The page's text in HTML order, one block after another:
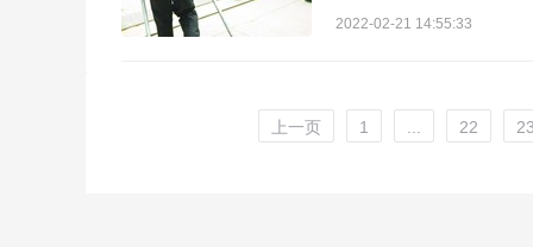
2022-02-21 14:55:33
上一页 1 ... 22